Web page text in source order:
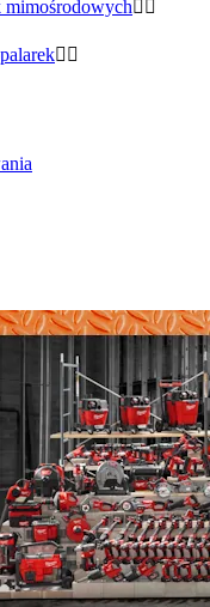
mimośrodowych 
 